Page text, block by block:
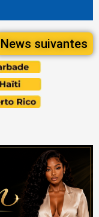
News suivantes